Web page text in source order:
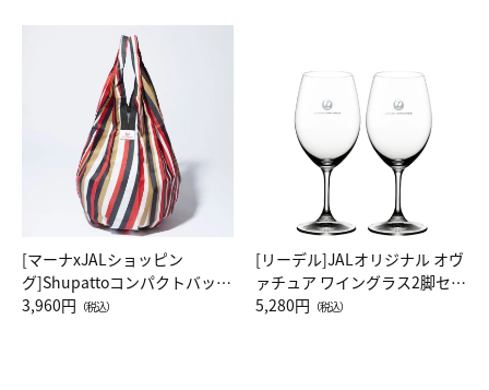
[マーナxJALショッピン
グ]Shupattoコンパクトバッグ
Drop JAL客室乗務員（LC）ス
3,960円 （税込）
[リーデル]JALオリジナル オヴ
ァチュア ワイングラス2脚セッ
ト（レッドワイン）
5,280円 （税込）